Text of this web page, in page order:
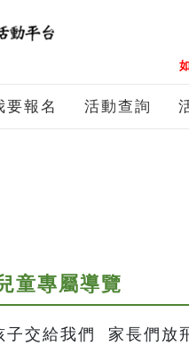
要報名 活動查詢
童專屬導覽
子交給我們  家長們放